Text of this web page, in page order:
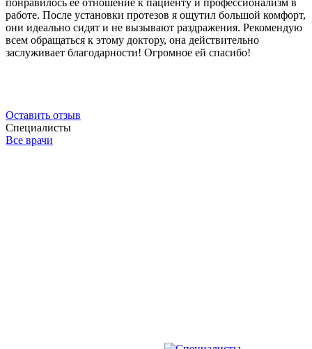
понравилось ее отношение к пациенту и профессионализм в
работе. После установки протезов я ощутил большой комфорт,
они идеально сидят и не вызывают раздражения. Рекомендую
всем обращаться к этому доктору, она действительно
заслуживает благодарности! Огромное ей спасибо!
Оставить отзыв
Специалисты
Все врачи